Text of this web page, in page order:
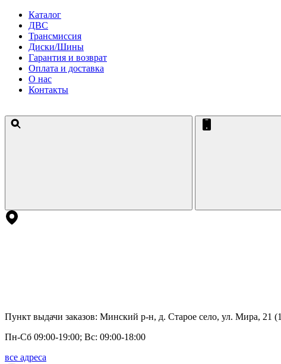
Каталог
ДВС
Трансмиссия
Диски/Шины
Гарантия и возврат
Оплата и доставка
О нас
Контакты
Пункт выдачи заказов: Минский р-н, д. Старое село, ул. Мира, 21
Пн-Сб 09:00-19:00; Вс: 09:00-18:00
все адреса